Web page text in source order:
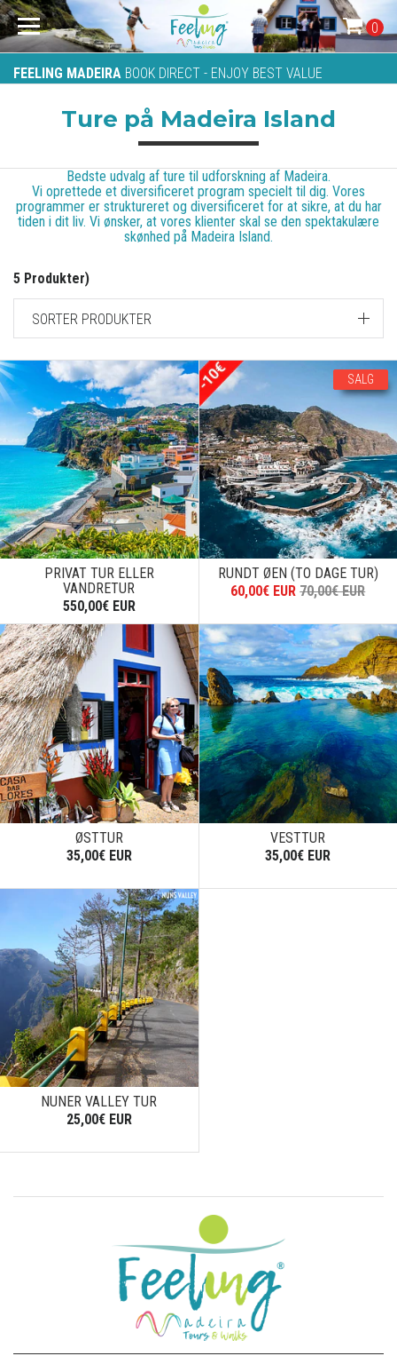
FEELING MADEIRA BOOK DIRECT - ENJOY BEST VALUE
0
Ture på Madeira Island
Bedste udvalg af ture til udforskning af Madeira.
Vi oprettede et diversificeret program specielt til dig. Vores
programmer er struktureret og diversificeret for at sikre, at du har
tiden i dit liv. Vi ønsker, at vores klienter skal se den spektakulære
skønhed på Madeira Island.
5 Produkter)
SORTER PRODUKTER
PRIVAT TUR ELLER
VANDRETUR
550,00€ EUR
SALG
RUNDT ØEN (TO DAGE TUR)
60,00€ EUR 70,00€ EUR
ØSTTUR
35,00€ EUR
VESTTUR
35,00€ EUR
NUNER VALLEY TUR
25,00€ EUR